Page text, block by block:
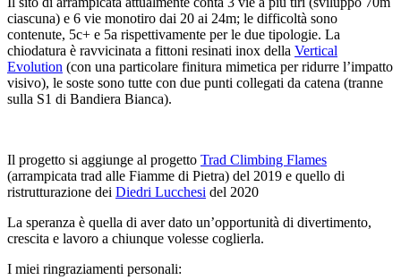
ciascuna) e 6 vie monotiro dai 20 ai 24m; le difficoltà sono
contenute, 5c+ e 5a rispettivamente per le due tipologie. La
chiodatura è ravvicinata a fittoni resinati inox della Vertical
Evolution (con una particolare finitura mimetica per ridurre l’impatto
visivo), le soste sono tutte con due punti collegati da catena (tranne
sulla S1 di Bandiera Bianca).
Il progetto si aggiunge al progetto Trad Climbing Flames
(arrampicata trad alle Fiamme di Pietra) del 2019 e quello di
ristrutturazione dei Diedri Lucchesi del 2020
La speranza è quella di aver dato un’opportunità di divertimento,
crescita e lavoro a chiunque volesse coglierla.
I miei ringraziamenti personali: